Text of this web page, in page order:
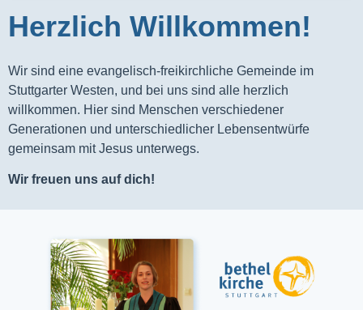
Herzlich Willkommen!
Wir sind eine evangelisch-freikirchliche Gemeinde im
Stuttgarter Westen, und bei uns sind alle herzlich
willkommen. Hier sind Menschen verschiedener
Generationen und unterschiedlicher Lebensentwürfe
gemeinsam mit Jesus unterwegs.
Wir freuen uns auf dich!